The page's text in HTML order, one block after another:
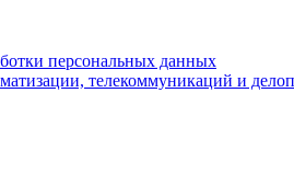
персональных данных
телекоммуникаций и